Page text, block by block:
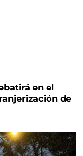
en el
de